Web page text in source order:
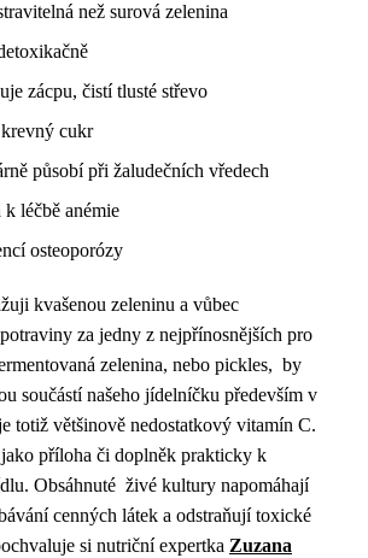
než surová zelenina
zácpu, čistí tlusté střevo
cukr
působí při žaludečních vředech
k léčbě anémie
osteoporózy
kvašenou zeleninu a vůbec
za jedny z nejpřínosnějších pro
zelenina, nebo pickles, by
součástí našeho jídelníčku především v
totiž většinově nedostatkový vitamín C.
příloha či doplněk prakticky k
Obsáhnuté živé kultury napomáhají
cenných látek a odstraňují toxické
si nutriční expertka Zuzana